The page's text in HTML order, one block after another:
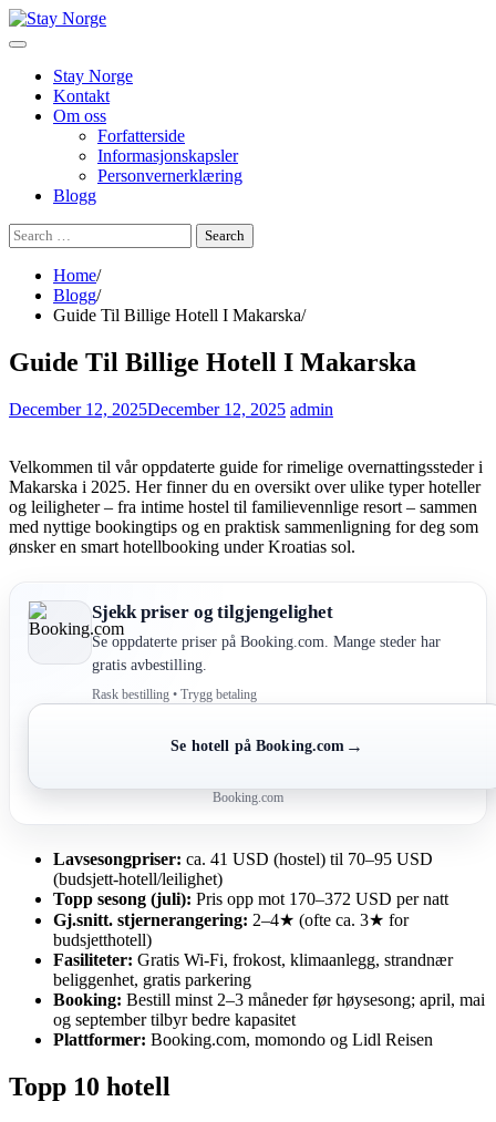
Skip
to
Stay Norge
Kontakt
Om oss
Forfatterside
Informasjonskapsler
Personvernerklæring
Blogg
Search
for:
Home
Blogg
Guide Til Billige Hotell I Makarska
Guide Til Billige Hotell I Makarska
December 12, 2025December 12, 2025 admin
Velkommen til vår oppdaterte guide for rimelige overnattingssteder i
Makarska i 2025. Her finner du en oversikt over ulike typer hoteller
og leiligheter – fra intime hostel til familievennlige resort – sammen
med nyttige bookingtips og en praktisk sammenligning for deg som
ønsker en smart hotellbooking under Kroatias sol.
Sjekk priser og tilgjengelighet
Se oppdaterte priser på Booking.com. Mange steder har
gratis avbestilling.
Rask bestilling • Trygg betaling
Se hotell på Booking.com →
Booking.com
Lavsesongpriser: ca. 41 USD (hostel) til 70–95 USD
(budsjett-hotell/leilighet)
Topp sesong (juli): Pris opp mot 170–372 USD per natt
Gj.snitt. stjernerangering: 2–4★ (ofte ca. 3★ for
budsjetthotell)
Fasiliteter: Gratis Wi-Fi, frokost, klimaanlegg, strandnær
beliggenhet, gratis parkering
Booking: Bestill minst 2–3 måneder før høysesong; april, mai
og september tilbyr bedre kapasitet
Plattformer: Booking.com, momondo og Lidl Reisen
Topp 10 hotell